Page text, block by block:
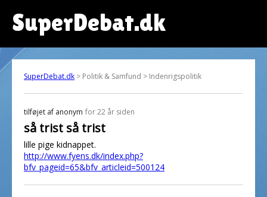
SuperDebat.dk
SuperDebat.dk > Politik & Samfund > Indenrigspolitik
tilføjet af anonym for 22 år siden
så trist så trist
lille pige kidnappet.
http://www.fyens.dk/index.php?
bfv_pageid=65&bfv_articleid=500124